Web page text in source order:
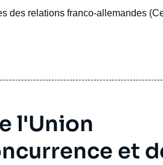
des relations franco-allemandes
l'Union
et